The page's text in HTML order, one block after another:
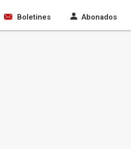
Boletines Abonados